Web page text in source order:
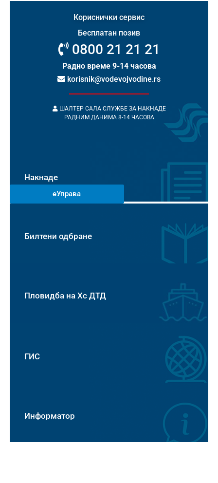
Кориснички сервис
Бесплатан позив
0800 21 21 21
Радно време 9-14 часова
korisnik@vodevojvodine.rs
ШАЛТЕР САЛА СЛУЖБЕ ЗА НАКНАДЕ
РАДНИМ ДАНИМА 8-14 ЧАСОВА
Накнаде
еУправа
Билтени одбране
Пловидба на Хс ДТД
ГИС
Информатор